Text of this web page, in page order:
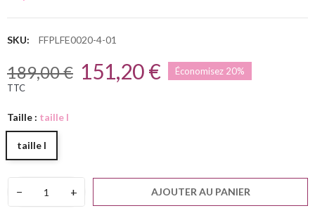
SKU: FFPLFE0020-4-01
189,00 € 151,20 €
Économisez 20%
TTC
Taille : taille l
taille l
− + AJOUTER AU PANIER